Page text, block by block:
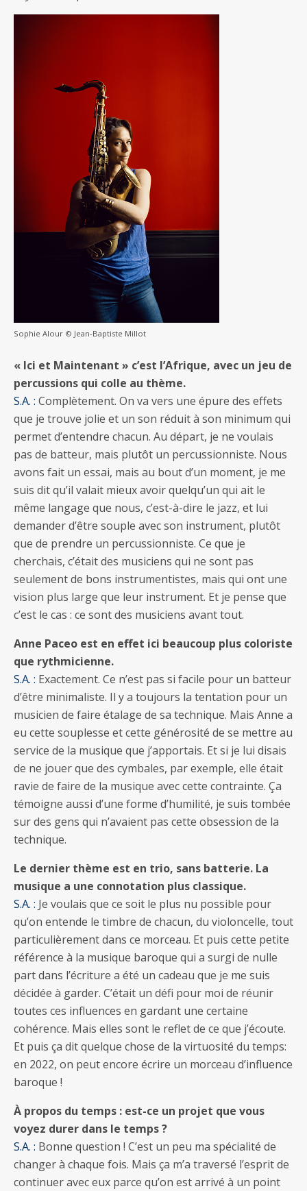
Sophie Alour © Jean-Baptiste Millot
« Ici et Maintenant » c’est l’Afrique, avec un jeu de
percussions qui colle au thème.
S.A. : Complètement. On va vers une épure des effets
que je trouve jolie et un son réduit à son minimum qui
permet d’entendre chacun. Au départ, je ne voulais
pas de batteur, mais plutôt un percussionniste. Nous
avons fait un essai, mais au bout d’un moment, je me
suis dit qu’il valait mieux avoir quelqu’un qui ait le
même langage que nous, c’est-à-dire le jazz, et lui
demander d’être souple avec son instrument, plutôt
que de prendre un percussionniste. Ce que je
cherchais, c’était des musiciens qui ne sont pas
seulement de bons instrumentistes, mais qui ont une
vision plus large que leur instrument. Et je pense que
c’est le cas : ce sont des musiciens avant tout.
Anne Paceo est en effet ici beaucoup plus coloriste
que rythmicienne.
S.A. : Exactement. Ce n’est pas si facile pour un batteur
d’être minimaliste. Il y a toujours la tentation pour un
musicien de faire étalage de sa technique. Mais Anne a
eu cette souplesse et cette générosité de se mettre au
service de la musique que j’apportais. Et si je lui disais
de ne jouer que des cymbales, par exemple, elle était
ravie de faire de la musique avec cette contrainte. Ça
témoigne aussi d’une forme d’humilité, je suis tombée
sur des gens qui n’avaient pas cette obsession de la
technique.
Le dernier thème est en trio, sans batterie. La
musique a une connotation plus classique.
S.A. : Je voulais que ce soit le plus nu possible pour
qu’on entende le timbre de chacun, du violoncelle, tout
particulièrement dans ce morceau. Et puis cette petite
référence à la musique baroque qui a surgi de nulle
part dans l’écriture a été un cadeau que je me suis
décidée à garder. C’était un défi pour moi de réunir
toutes ces influences en gardant une certaine
cohérence. Mais elles sont le reflet de ce que j’écoute.
Et puis ça dit quelque chose de la virtuosité du temps:
en 2022, on peut encore écrire un morceau d’influence
baroque !
À propos du temps : est-ce un projet que vous
voyez durer dans le temps ?
S.A. : Bonne question ! C’est un peu ma spécialité de
changer à chaque fois. Mais ça m’a traversé l’esprit de
continuer avec eux parce qu’on est arrivé à un point